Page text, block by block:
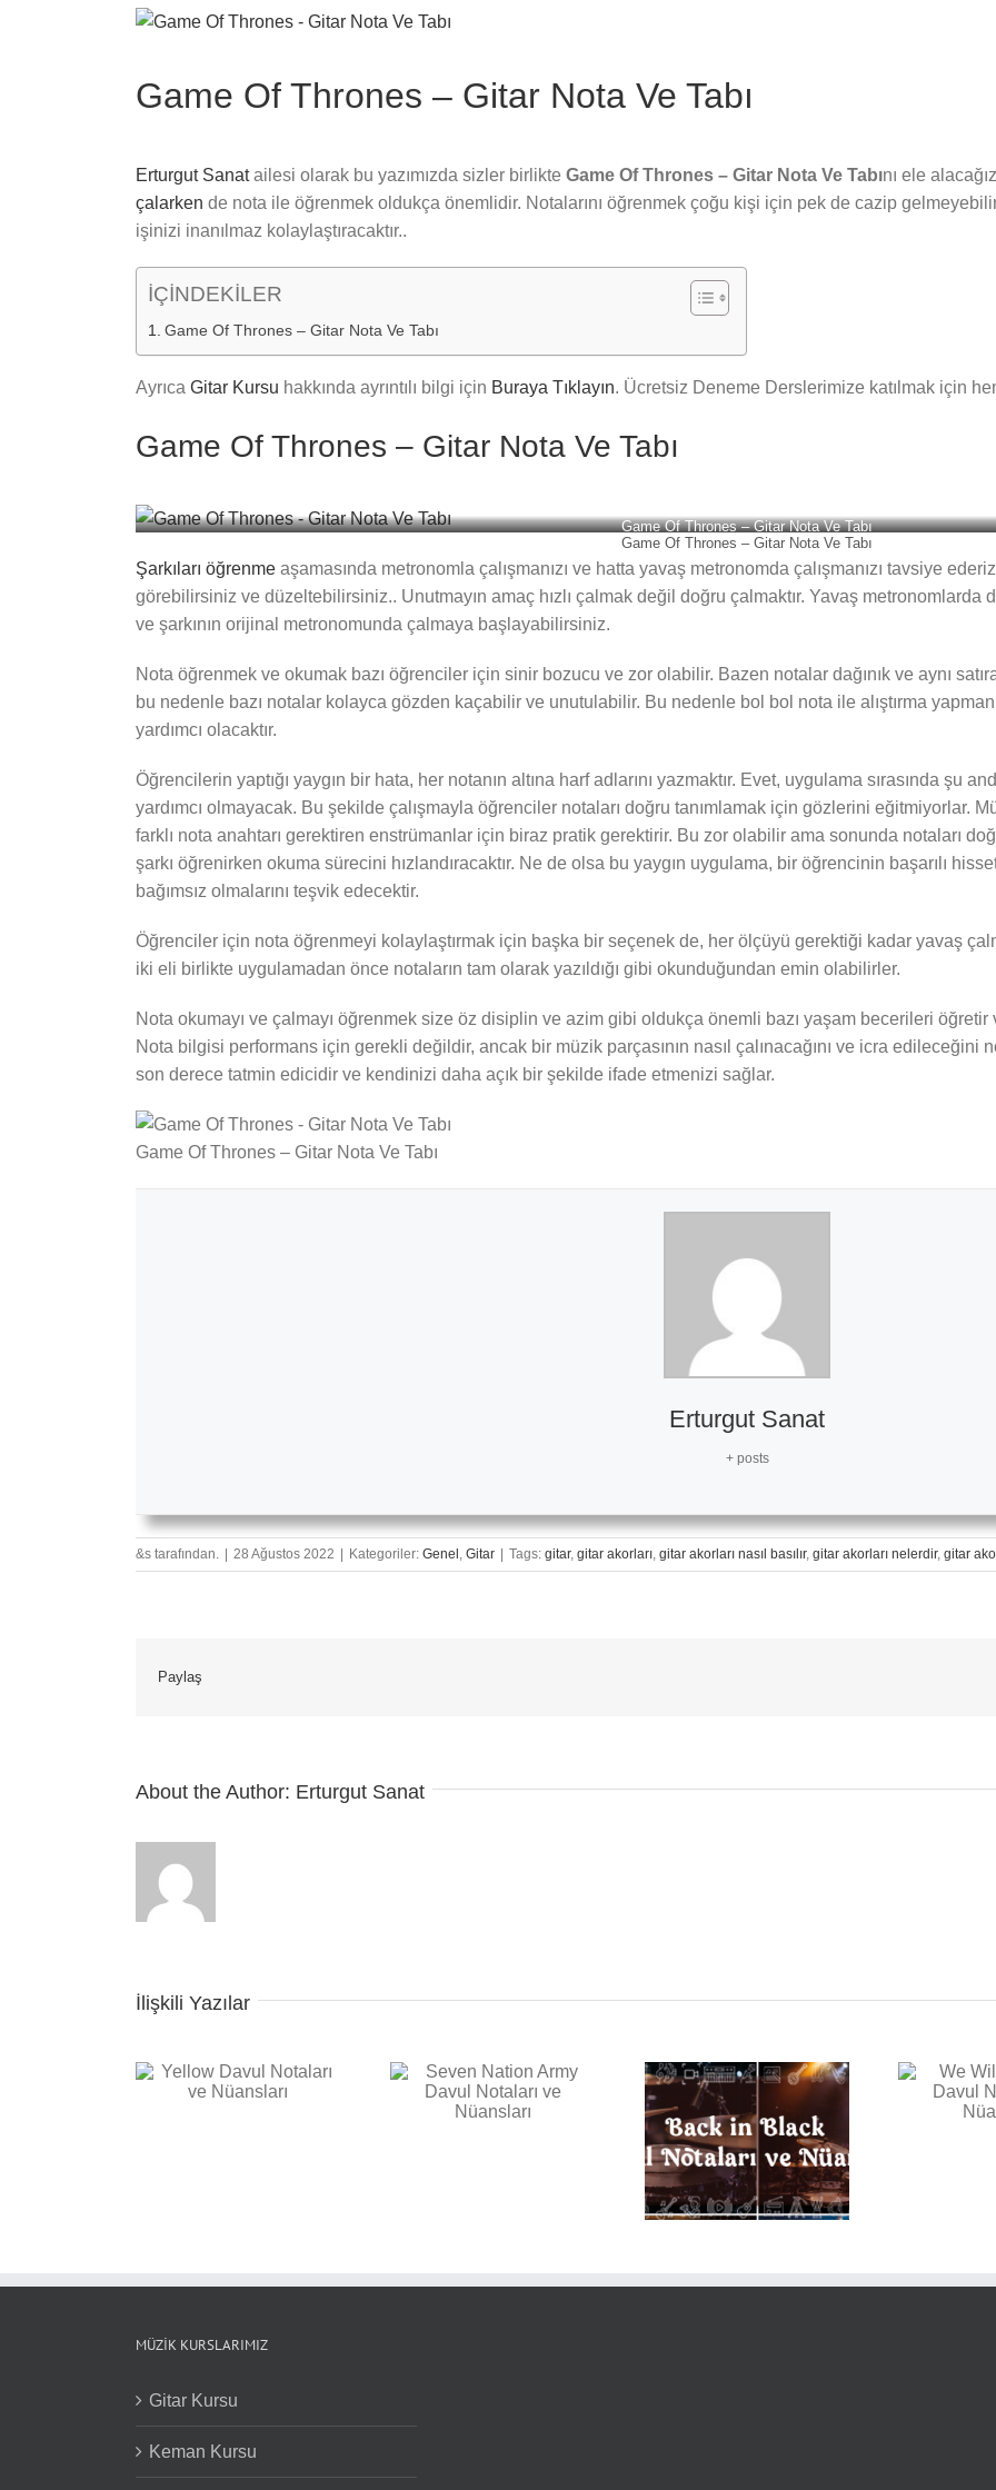
View
Game Of Thrones – Gitar Nota Ve Tabı
Erturgut Sanatailesi olarak bu yazımızda sizler birlikte Game Of Thrones – Gitar Nota Ve Tabını ele
çalarken de nota ile öğrenmek oldukça önemlidir. Notalarını öğrenmek çoğu kişi için pek de cazip
işinizi inanılmaz kolaylaştıracaktır..
İÇİNDEKİLER
Game Of Thrones – Gitar Nota Ve Tabı
Ayrıca Gitar Kursu hakkında ayrıntılı bilgi için Buraya Tıklayın. Ücretsiz Deneme Derslerimize katılmak için
Game Of Thrones – Gitar Nota Ve Tabı
Game Of Thrones – Gitar Nota Ve Tabı
Game Of Thrones – Gitar Nota Ve Tabı
Şarkıları öğrenme aşamasında metronomla çalışmanızı ve hatta yavaş metronomda çalışmanızı tavsiye
görebilirsiniz ve düzeltebilirsiniz.. Unutmayın amaç hızlı çalmak değil doğru çalmaktır. Yavaş metronomlarda
ve şarkının orijinal metronomunda çalmaya başlayabilirsiniz.
Nota öğrenmek ve okumak bazı öğrenciler için sinir bozucu ve zor olabilir. Bazen notalar dağınık ve aynı
bu nedenle bazı notalar kolayca gözden kaçabilir ve unutulabilir. Bu nedenle bol bol nota ile alıştırma
yardımcı olacaktır.
Öğrencilerin yaptığı yaygın bir hata, her notanın altına harf adlarını yazmaktır. Evet, uygulama sırasında şu
yardımcı olmayacak. Bu şekilde çalışmayla öğrenciler notaları doğru tanımlamak için gözlerini eğitmiyorlar.
farklı nota anahtarı gerektiren enstrümanlar için biraz pratik gerektirir. Bu zor olabilir ama sonunda notaları
şarkı öğrenirken okuma sürecini hızlandıracaktır. Ne de olsa bu yaygın uygulama, bir öğrencinin başarılı
bağımsız olmalarını teşvik edecektir.
Öğrenciler için nota öğrenmeyi kolaylaştırmak için başka bir seçenek de, her ölçüyü gerektiği kadar yavaş
iki eli birlikte uygulamadan önce notaların tam olarak yazıldığı gibi okunduğundan emin olabilirler.
Nota okumayı ve çalmayı öğrenmek size öz disiplin ve azim gibi oldukça önemli bazı yaşam becerileri öğretir
Nota bilgisi performans için gerekli değildir, ancak bir müzik parçasının nasıl çalınacağını ve icra
son derece tatmin edicidir ve kendinizi daha açık bir şekilde ifade etmenizi sağlar.
Game Of Thrones – Gitar Nota Ve Tabı
Erturgut Sanat
+ posts
&s tarafından. 28 Ağustos 2022 Kategoriler: Genel , Gitar Tags: gitar, gitar akorları, gitar akorları nasıl basılır, gitar akorları nelerdir, gitar
Paylaş
About the Author: Erturgut Sanat
İlişkili Yazılar
Seven Nation Army
We Will Rock You Davul
Notaları ve Nüansları
MÜZIK KURSLARIMIZ
Gitar Kursu
Keman Kursu